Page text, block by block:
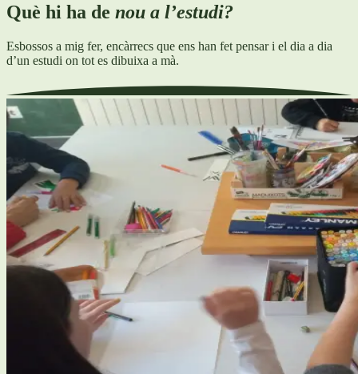
Què hi ha de nou a l’estudi?
Esbossos a mig fer, encàrrecs que ens han fet pensar i el dia a dia
d’un estudi on tot es dibuixa a mà.